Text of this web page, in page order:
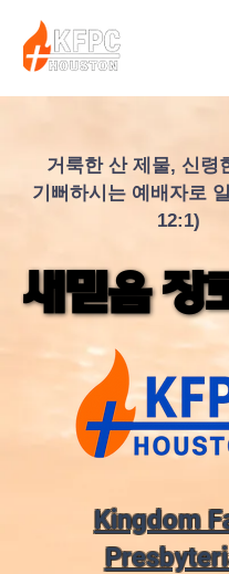
거룩한 산 제물, 신령
기뻐하시는 예배자로
12:1)
새믿음 장
새믿음 장
Kingdom